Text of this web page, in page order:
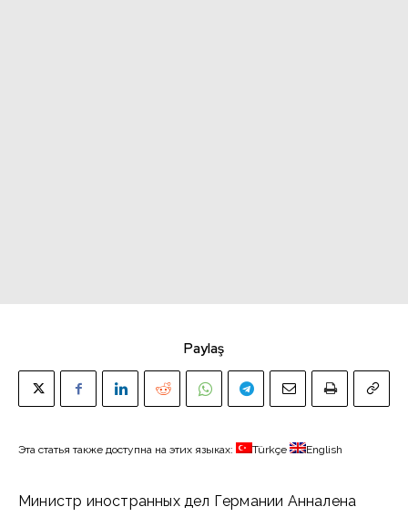
Paylaş
Эта статья также доступна на этих языках: Türkçe English
Министр иностранных дел Германии Анналена